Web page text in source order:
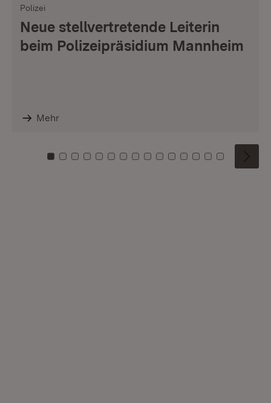
Polizei
Neue stellvertretende Leiterin
beim Polizeipräsidium Mannheim
Mehr
Zu Kachel: 0
Zu Kachel: 1
Zu Kachel: 2
Zu Kachel: 3
Zu Kachel: 4
Zu Kachel: 5
Zu Kachel: 6
Zu Kachel: 7
Zu Kachel: 8
Zu Kachel: 9
Zu Kachel: 10
Zu Kachel: 11
Zu Kachel: 12
Zu Kachel:
Zu